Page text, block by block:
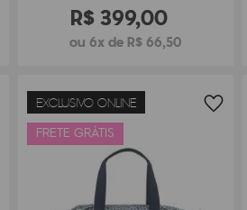
R$399,00
ou 6x de R$ 66,50
EXCLUSIVO ONLINE
FRETE GRÁTIS